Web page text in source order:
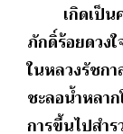
เกิดเป็นค
ภักดิ์ร้อยดวง
ในหลวงรัชก
ชะลอน้ำหลา
การขึ้นไปสำ